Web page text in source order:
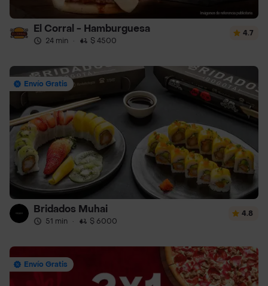
El Corral - Hamburguesa
24 min · $ 4500
4.7
Envío Gratis
Bridados Muhai
51 min · $ 6000
4.8
Envío Gratis